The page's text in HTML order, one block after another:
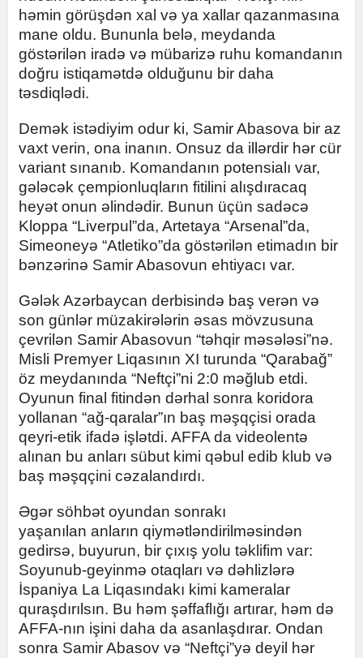
həmin görüşdən xal və ya xallar qazanmasına
mane oldu. Bununla belə, meydanda
göstərilən iradə və mübarizə ruhu komandanın
doğru istiqamətdə olduğunu bir daha
təsdiqlədi.
Demək istədiyim odur ki, Samir Abasova bir az
vaxt verin, ona inanın. Onsuz da illərdir hər cür
variant sınanıb. Komandanın potensialı var,
gələcək çempionluqların fitilini alışdıracaq
heyət onun əlindədir. Bunun üçün sadəcə
Kloppa “Liverpul”da, Artetaya “Arsenal”da,
Simeoneyə “Atletiko”da göstərilən etimadın bir
bənzərinə Samir Abasovun ehtiyacı var.
Gələk Azərbaycan derbisində baş verən və
son günlər müzakirələrin əsas mövzusuna
çevrilən Samir Abasovun “təhqir məsələsi”nə.
Misli Premyer Liqasının XI turunda “Qarabağ”
öz meydanında “Neftçi”ni 2:0 məğlub etdi.
Oyunun final fitindən dərhal sonra koridora
yollanan “ağ-qaralar”ın baş məşqçisi orada
qeyri-etik ifadə işlətdi. AFFA da videolentə
alınan bu anları sübut kimi qəbul edib klub və
baş məşqçini cəzalandırdı.
Əgər söhbət oyundan sonrakı
yaşanılan anların qiymətləndirilməsindən
gedirsə, buyurun, bir çıxış yolu təklifim var:
Soyunub-geyinmə otaqları və dəhlizlərə
İspaniya La Liqasındakı kimi kameralar
quraşdırılsın. Bu həm şəffaflığı artırar, həm də
AFFA-nın işini daha da asanlaşdırar. Ondan
sonra Samir Abasov və “Neftçi”yə deyil hər